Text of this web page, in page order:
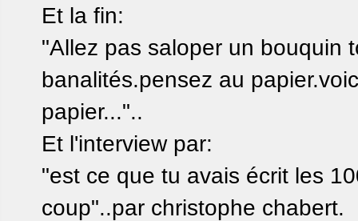
Et la fin:
"Allez pas saloper un bouquin
banalités.pensez au
papier..."..
Et l'interview par:
"est ce que tu avais écrit les
coup"..par christophe chabert.